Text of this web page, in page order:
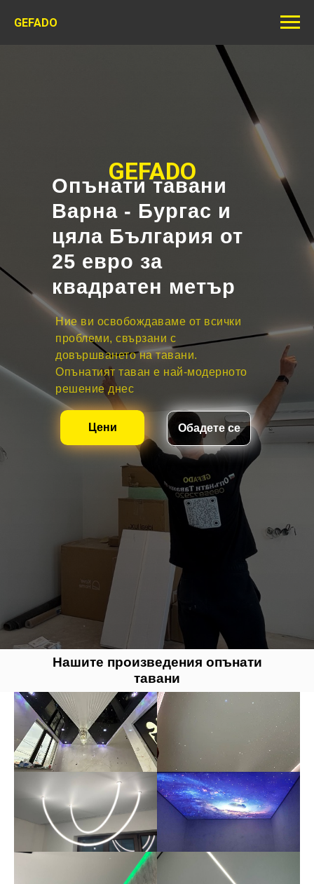
GEFADO
Опънати тавани
Варна - Бургас и
цяла България от
25 евро за
квадратен метър
Ние ви освобождаваме от всички
проблеми, свързани с
довършването на тавани.
Опънатият таван е най-модерното
решение днес
Цени Обадете се
GEFADO
Нашите произведения опънати
тавани